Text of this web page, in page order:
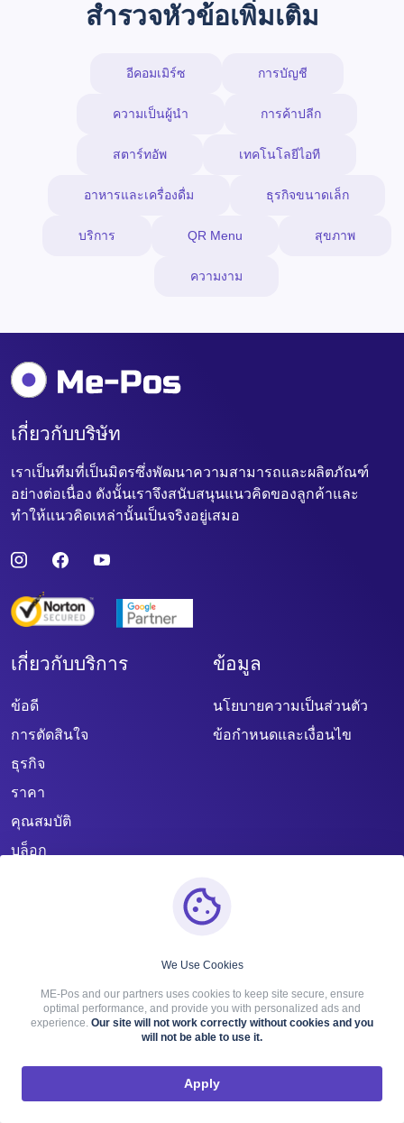
สำรวจหัวข้อเพิ่มเติม
อีคอมเมิร์ซ การบัญชี
ความเป็นผู้นำ การค้าปลีก
สตาร์ทอัพ เทคโนโลยีไอที
อาหารและเครื่องดื่ม ธุรกิจขนาดเล็ก
บริการ QR Menu สุขภาพ
ความงาม
เกี่ยวกับบริษัท
เราเป็นทีมที่เป็นมิตรซึ่งพัฒนาความสามารถและผลิตภัณฑ์
อย่างต่อเนื่อง ดังนั้นเราจึงสนับสนุนแนวคิดของลูกค้าและ
ทำให้แนวคิดเหล่านั้นเป็นจริงอยู่เสมอ
เกี่ยวกับบริการ
ข้อดี
การตัดสินใจ
ธุรกิจ
ราคา
คุณสมบัติ
บล็อก
ข้อมูล
นโยบายความเป็นส่วนตัว
ข้อกำหนดและเงื่อนไข
We Use Cookies
ME-Pos and our partners uses cookies to keep site secure, ensure
optimal performance, and provide you with personalized ads and
experience. Our site will not work correctly without cookies and you
will not be able to use it.
Apply